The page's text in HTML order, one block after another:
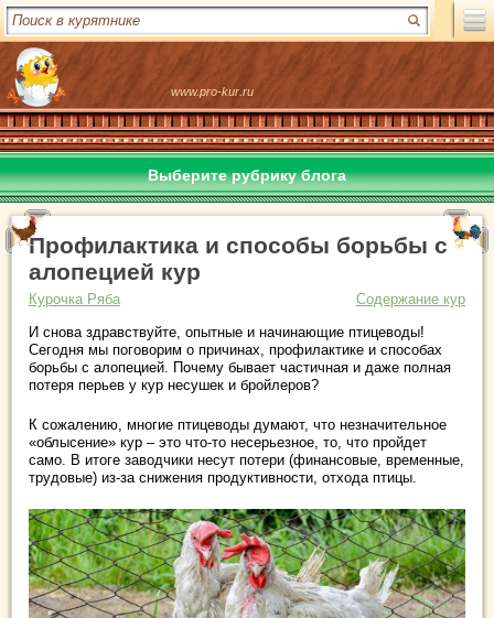
www.pro-kur.ru
Выберите рубрику блога
Профилактика и способы борьбы с
алопецией кур
Курочка Ряба
Содержание кур
И снова здравствуйте, опытные и начинающие птицеводы!
Сегодня мы поговорим о причинах, профилактике и способах
борьбы с алопецией. Почему бывает частичная и даже полная
потеря перьев у кур несушек и бройлеров?
К сожалению, многие птицеводы думают, что незначительное
«облысение» кур – это что-то несерьезное, то, что пройдет
само. В итоге заводчики несут потери (финансовые, временные,
трудовые) из-за снижения продуктивности, отхода птицы.